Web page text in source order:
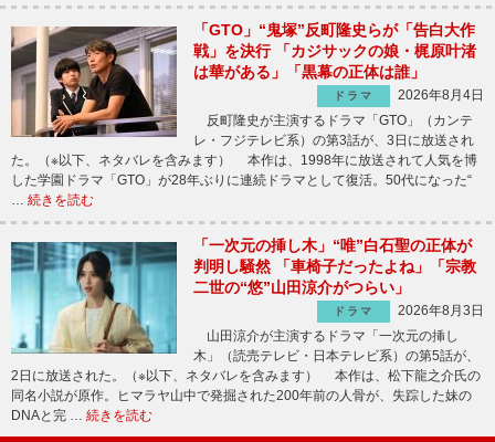
「GTO」“鬼塚”反町隆史らが「告白大作
戦」を決行 「カジサックの娘・梶原叶渚
は華がある」「黒幕の正体は誰」
ドラマ
2026年8月4日
反町隆史が主演するドラマ「GTO」（カンテ
レ・フジテレビ系）の第3話が、3日に放送され
た。（※以下、ネタバレを含みます） 本作は、1998年に放送されて人気を博
した学園ドラマ「GTO」が28年ぶりに連続ドラマとして復活。50代になった“
… 続きを読む
「一次元の挿し木」“唯”白石聖の正体が
判明し騒然 「車椅子だったよね」「宗教
二世の“悠”山田涼介がつらい」
ドラマ
2026年8月3日
山田涼介が主演するドラマ「一次元の挿し
木」（読売テレビ・日本テレビ系）の第5話が、
2日に放送された。（※以下、ネタバレを含みます） 本作は、松下龍之介氏の
同名小説が原作。ヒマラヤ山中で発掘された200年前の人骨が、失踪した妹の
DNAと完 … 続きを読む